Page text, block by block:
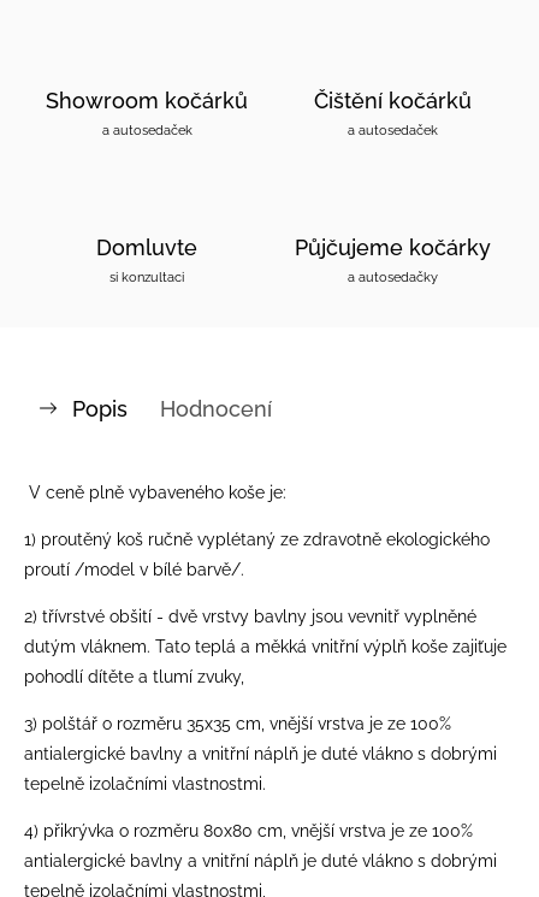
Showroom kočárků
a autosedaček
Čištění kočárků
a autosedaček
Domluvte
si konzultaci
Půjčujeme kočárky
a autosedačky
Popis Hodnocení
V ceně plně vybaveného koše je:
1) proutěný koš ručně vyplétaný ze zdravotně ekologického
proutí /model v bílé barvě/.
2) třívrstvé obšití - dvě vrstvy bavlny jsou vevnitř vyplněné
dutým vláknem. Tato teplá a měkká vnitřní výplň koše zajiťuje
pohodlí dítěte a tlumí zvuky,
3) polštář o rozměru 35x35 cm, vnější vrstva je ze 100%
antialergické bavlny a vnitřní náplň je duté vlákno s dobrými
tepelně izolačními vlastnostmi.
4) přikrývka o rozměru 80x80 cm, vnější vrstva je ze 100%
antialergické bavlny a vnitřní náplň je duté vlákno s dobrými
tepelně izolačními vlastnostmi,